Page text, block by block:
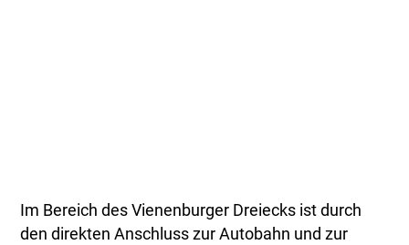
Im Bereich des Vienenburger Dreiecks ist durch
den direkten Anschluss zur Autobahn und zur